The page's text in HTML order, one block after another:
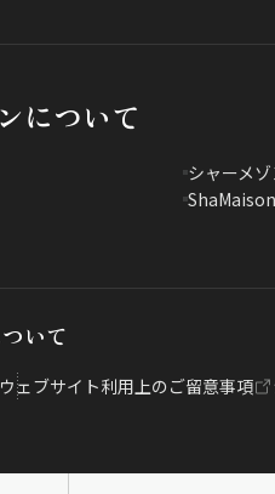
について
シャーメ
いて
ウェブサイト利用上のご留意事項